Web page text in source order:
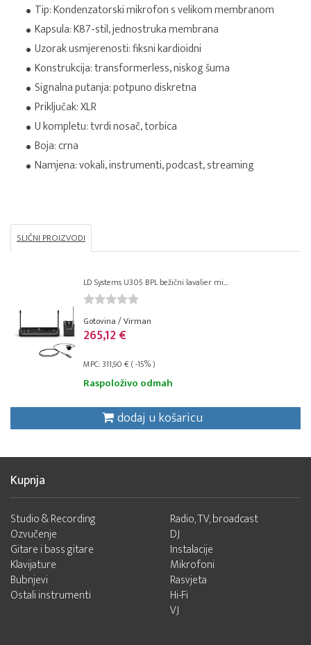
Tip: Kondenzatorski mikrofon s velikom membranom
Kapsula: K87-stil, jednostruka membrana
Uzorak usmjerenosti: fiksni kardioidni
Konstrukcija: transformerless, niskog šuma
Signalna putanja: potpuno diskretna
Priključak: XLR
U kompletu: tvrdi nosač, torbica
Boja: crna
Namjena: vokali, instrumenti, podcast, streaming
SLIČNI PROIZVODI
LD Systems U305 BPL bežični lavalier mi...
Gotovina / Virman
265,12 €
MPC: 311,90 € ( -15% )
Raspoloživo odmah
dodaj u košaricu
Kupnja
Studio & Recording
Ozvučenje
Gitare i bass gitare
Klavijature
Bubnjevi
Ostali instrumenti
Radio, TV, broadcast
DJ
Instalacije
Mikrofoni
Rasvjeta
Hi-Fi
VJ